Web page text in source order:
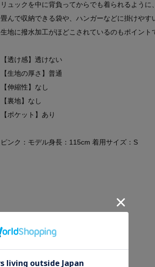
リュックを中に背負ってからでも着られるように
畳んで収納できる袋や、ハンガーなどに掛けやす
生地に撥水加工がほどこされているのもポイント
【透け感】透けない
【生地の厚さ】普通
【伸縮性】なし
【裏地】なし
【ポケット】あり
ピンク：モデル身長：115cm 着用サイズ：S